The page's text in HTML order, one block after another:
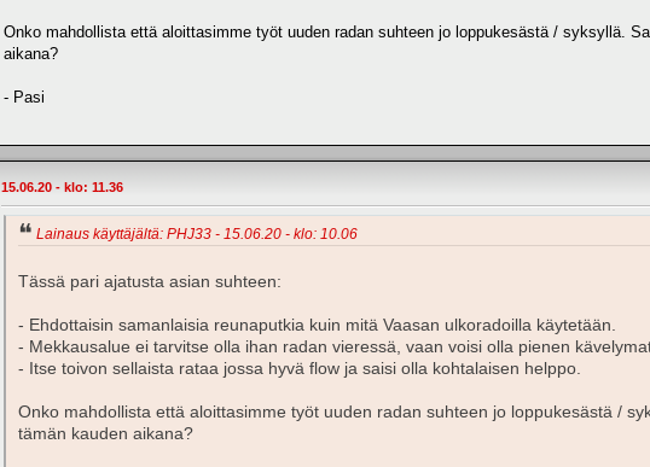
Onko mahdollista että aloittasimme työt uuden radan suhteen jo loppukesästä / syksyllä.
aikana?
- Pasi
15.06.20 - klo: 11.36
Lainaus käyttäjältä: PHJ33 - 15.06.20 - klo: 10.06
Tässä pari ajatusta asian suhteen:
- Ehdottaisin samanlaisia reunaputkia kuin mitä Vaasan ulkoradoilla käytetään.
- Mekkausalue ei tarvitse olla ihan radan vieressä, vaan voisi olla pienen
- Itse toivon sellaista rataa jossa hyvä flow ja saisi olla kohtalaisen helppo.
Onko mahdollista että aloittasimme työt uuden radan suhteen jo loppukesästä /
tämän kauden aikana?